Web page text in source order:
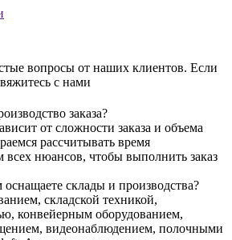
вопросы от наших клиентов. Если
с нами
заказа?
от сложности заказа и объема
рассчитывать время
всех нюансов, чтобы выполнить заказ
склады и производства?
складской техникой,
конвейерным оборудованием,
видеонаблюдением, полочными